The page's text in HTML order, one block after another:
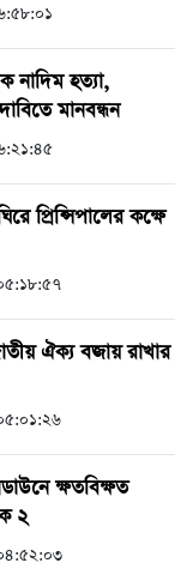
নাদিম হত্যা,
মানবন্ধন
প্রিন্সিপালের কক্ষে
ঐক্য বজায় রাখার
ক্ষতবিক্ষত
২